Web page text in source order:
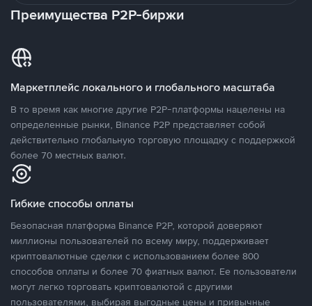
Преимущества P2P-биржи
Маркетплейс локального и глобального масштаба
В то время как многие другие P2P-платформы нацелены на
определенные рынки, Binance P2P представляет собой
действительно глобальную торговую площадку с поддержкой
более 70 местных валют.
Гибкие способы оплаты
Безопасная платформа Binance P2P, которой доверяют
миллионы пользователей по всему миру, поддерживает
криптовалютные сделки с использованием более 800
способов оплаты и более 70 фиатных валют. Ее пользователи
могут легко торговать криптовалютой с другими
пользователями, выбирая выгодные цены и привычные